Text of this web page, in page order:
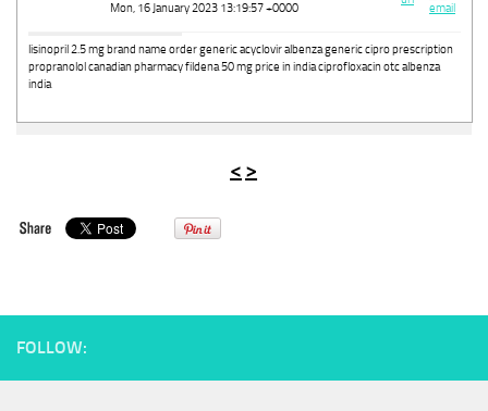
Mon, 16 January 2023 13:19:57 +0000
lisinopril 2.5 mg brand name order generic acyclovir albenza generic cipro prescription
propranolol canadian pharmacy fildena 50 mg price in india ciprofloxacin otc albenza
india
< >
FOLLOW: